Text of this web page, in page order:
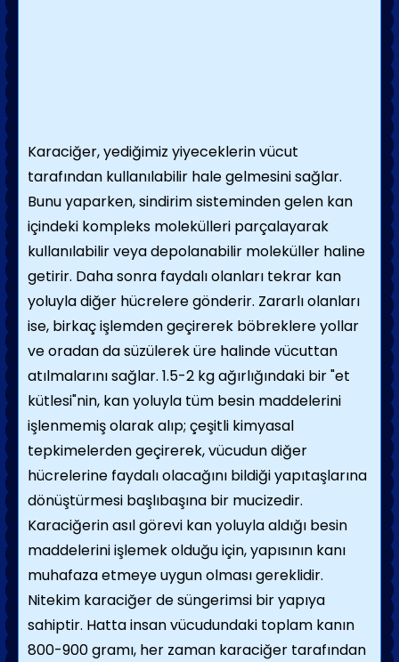
Karaciğer, yediğimiz yiyeceklerin vücut
tarafından kullanılabilir hale gelmesini sağlar.
Bunu yaparken, sindirim sisteminden gelen kan
içindeki kompleks molekülleri parçalayarak
kullanılabilir veya depolanabilir moleküller haline
getirir. Daha sonra faydalı olanları tekrar kan
yoluyla diğer hücrelere gönderir. Zararlı olanları
ise, birkaç işlemden geçirerek böbreklere yollar
ve oradan da süzülerek üre halinde vücuttan
atılmalarını sağlar. 1.5-2 kg ağırlığındaki bir "et
kütlesi"nin, kan yoluyla tüm besin maddelerini
işlenmemiş olarak alıp; çeşitli kimyasal
tepkimelerden geçirerek, vücudun diğer
hücrelerine faydalı olacağını bildiği yapıtaşlarına
dönüştürmesi başlıbaşına bir mucizedir.
Karaciğerin asıl görevi kan yoluyla aldığı besin
maddelerini işlemek olduğu için, yapısının kanı
muhafaza etmeye uygun olması gereklidir.
Nitekim karaciğer de süngerimsi bir yapıya
sahiptir. Hatta insan vücudundaki toplam kanın
800-900 gramı, her zaman karaciğer tarafından